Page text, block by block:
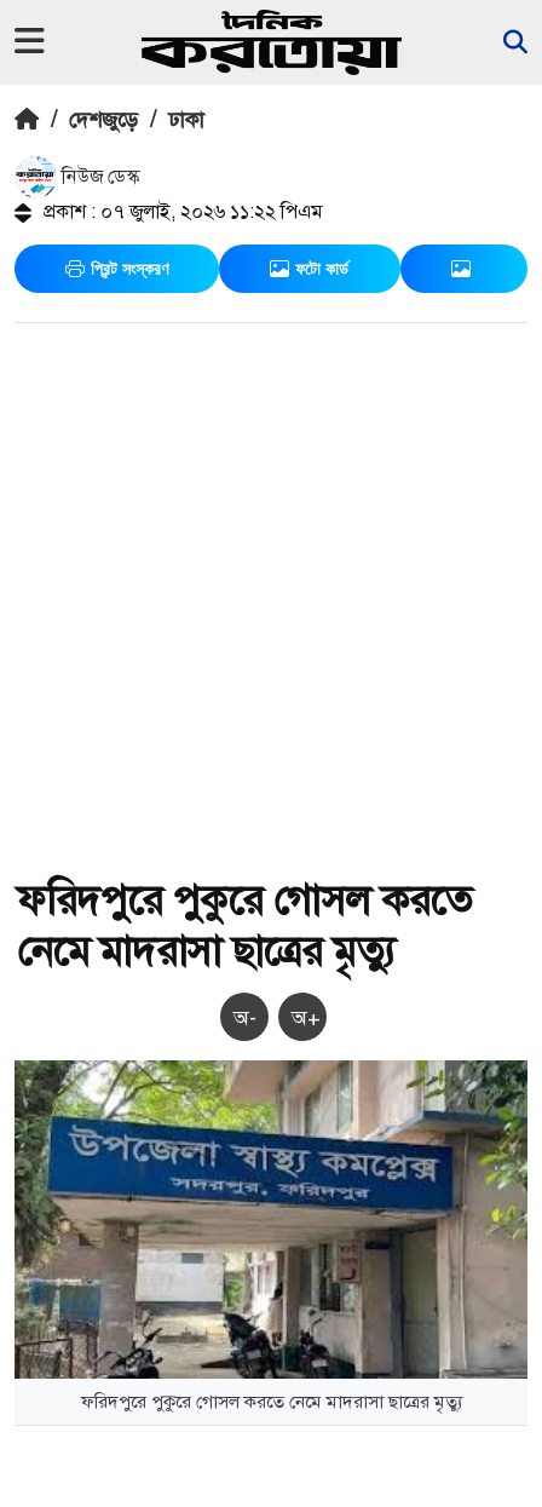
/ দেশজুড়ে / ঢাকা
নিউজ ডেস্ক
প্রকাশ : ০৭ জুলাই, ২০২৬ ১১:২২ পিএম
প্রিন্ট সংস্করণ ফটো কার্ড
ফরিদপুরে পুকুরে গোসল করতে
নেমে মাদরাসা ছাত্রের মৃত্যু
অ- অ+
ফরিদপুরে পুকুরে গোসল করতে নেমে মাদরাসা ছাত্রের মৃত্যু